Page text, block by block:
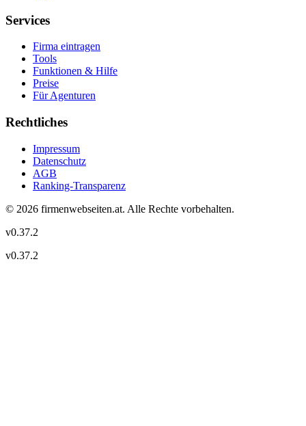
Services
Firma eintragen
Tools
Funktionen & Hilfe
Preise
Für Agenturen
Rechtliches
Impressum
Datenschutz
AGB
Ranking-Transparenz
© 2026 firmenwebseiten.at. Alle Rechte vorbehalten.
v0.37.2
v0.37.2